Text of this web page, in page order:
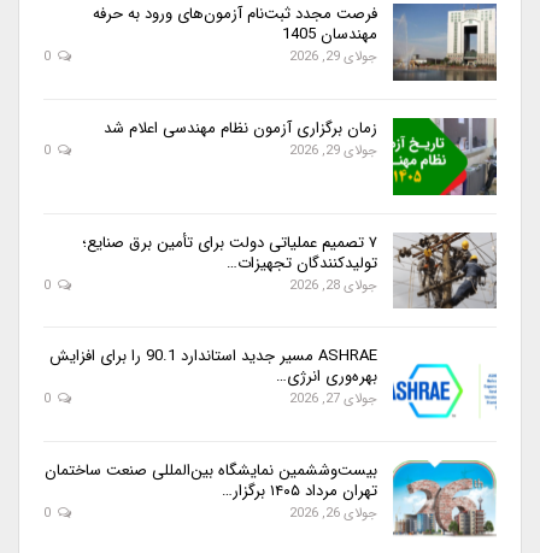
فرصت مجدد ثبت‌نام آزمون‌های ورود به حرفه
مهندسان 1405
جولای 29, 2026
زمان برگزاری آزمون نظام مهندسی اعلام شد
جولای 29, 2026
۷ تصمیم عملیاتی دولت برای تأمین برق صنایع؛
تولیدکنندگان تجهیزات…
جولای 28, 2026
ASHRAE مسیر جدید استاندارد 90.1 را برای افزایش
بهره‌وری انرژی…
جولای 27, 2026
بیست‌وششمین نمایشگاه بین‌المللی صنعت ساختمان
تهران مرداد ۱۴۰۵ برگزار…
جولای 26, 2026